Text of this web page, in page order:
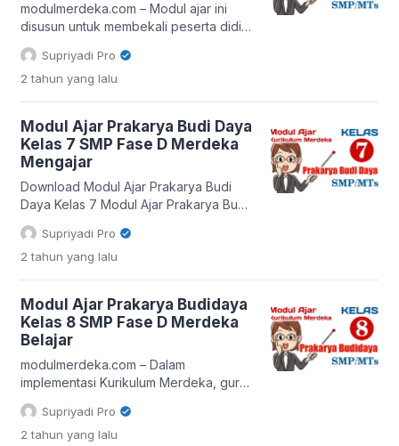
pembelajaran yang lebih […]
modulmerdeka.com – Modul ajar ini
disusun untuk membekali peserta didik
kelas 9 SMP dengan pengetahuan dan
keterampilan praktis dalam bidang
budidaya. Budidaya, sebagai kegiatan
kehidupan sehari-hari, baik sebagai
sumber pangan, bahan baku industri,
maupun peluang usaha. Modul Ajar
Prakarya Budidaya Kelas 9 SMP/MTs
Melalui modul ini, diharapkan […]
Supriyadi Pro
2 tahun yang lalu
Modul Ajar Prakarya Budi Daya
Kelas 7 SMP Fase D Merdeka
Mengajar
Download Modul Ajar Prakarya Budi
Daya Kelas 7 Modul Ajar Prakarya Budi
Daya Kelas 7 terdiri dari tiga unit,
semester satu mencakup dua unit dan
semester dua terdiri dari satu unit. Bagi
SEMESTER 1 Unit 1 Budi Daya Tanaman
Sayur Unit 2 Budi Daya Ikan […]
Supriyadi Pro
2 tahun yang lalu
Modul Ajar Prakarya Budidaya
Kelas 8 SMP Fase D Merdeka
Belajar
modulmerdeka.com – Dalam
implementasi Kurikulum Merdeka, guru
dituntut untuk menyusun modul ajar
yang sesuai dengan kebutuhan
peserta didik dan capaian
Supriyadi Pro
2 tahun yang lalu